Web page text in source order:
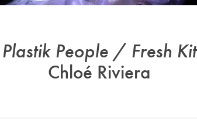
Plastik People / Fresh Kit
Chloé Riviera